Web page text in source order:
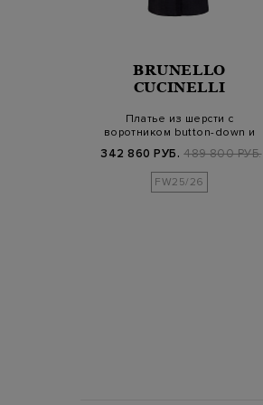
BRUNELLO
CUCINELLI
Платье из шерсти с
воротником button-down и
342 860 РУБ. 489 800 РУБ.
FW25/26